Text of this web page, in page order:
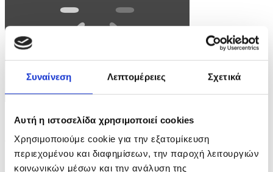
Συναίνεση Λεπτομέρειες Σχετικά
Αυτή η ιστοσελίδα χρησιμοποιεί cookies
Χρησιμοποιούμε cookie για την εξατομίκευση
περιεχομένου και διαφημίσεων, την παροχή λειτουργιών
κοινωνικών μέσων και την ανάλυση της
Φωτογραφία: CRISTOBAL HERRERA-ULASHKEVICH
epa12916187 A participant attends a Save Cuba rally in Miami,
Florida, USA, 26 April 2026. Save Cuba is a rally organized by
Miami's Cuban community to call for a political transition in Cuba.